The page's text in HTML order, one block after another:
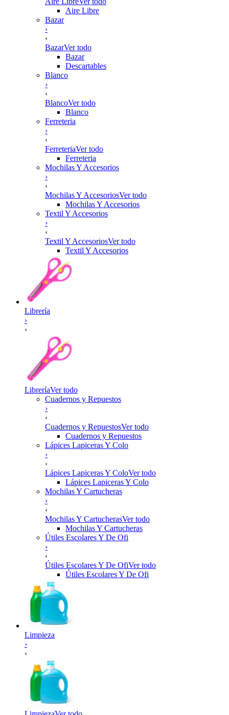
Aire Libre
Bazar
›
‹
BazarVer todo
Bazar
Descartables
Blanco
›
‹
BlancoVer todo
Blanco
Ferreteria
›
‹
FerreteriaVer todo
Ferreteria
Mochilas Y Accesorios
›
‹
Mochilas Y AccesoriosVer todo
Mochilas Y Accesorios
Textil Y Accesorios
›
‹
Textil Y AccesoriosVer todo
Textil Y Accesorios
Librería
›
‹
LibreríaVer todo
Cuadernos y Repuestos
›
‹
Cuadernos y RepuestosVer todo
Cuadernos y Repuestos
Lápices Lapiceras Y Colo
›
‹
Lápices Lapiceras Y ColoVer todo
Lápices Lapiceras Y Colo
Mochilas Y Cartucheras
›
‹
Mochilas Y CartucherasVer todo
Mochilas Y Cartucheras
Útiles Escolares Y De Ofi
›
‹
Útiles Escolares Y De OfiVer todo
Útiles Escolares Y De Ofi
Limpieza
›
‹